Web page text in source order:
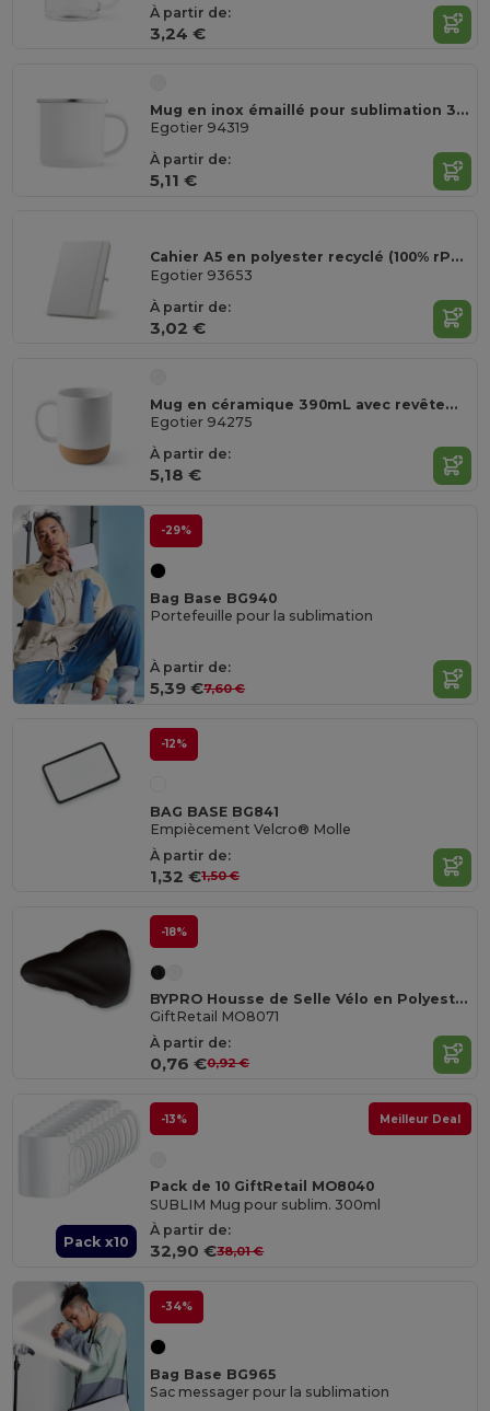
À partir de:
3,24 €
Mug en inox émaillé pour sublimation 350 mL
Egotier 94319
À partir de:
5,11 €
Cahier A5 en polyester recyclé (100% rPET) 300D, idéal pour la personnalisation par sublimation
Egotier 93653
À partir de:
3,02 €
Mug en céramique 390mL avec revêtement pour sublimation
Egotier 94275
À partir de:
5,18 €
-29%
Bag Base BG940
Portefeuille pour la sublimation
À partir de:
5,39 €7,60 €
-12%
BAG BASE BG841
Empiècement Velcro® Molle
À partir de:
1,32 €1,50 €
-18%
BYPRO Housse de Selle Vélo en Polyester Imprimé
GiftRetail MO8071
À partir de:
0,76 €0,92 €
Pack x10
-13% Meilleur Deal
Pack de 10 GiftRetail MO8040
SUBLIM Mug pour sublim. 300ml
À partir de:
32,90 €38,01 €
-34%
Bag Base BG965
Sac messager pour la sublimation